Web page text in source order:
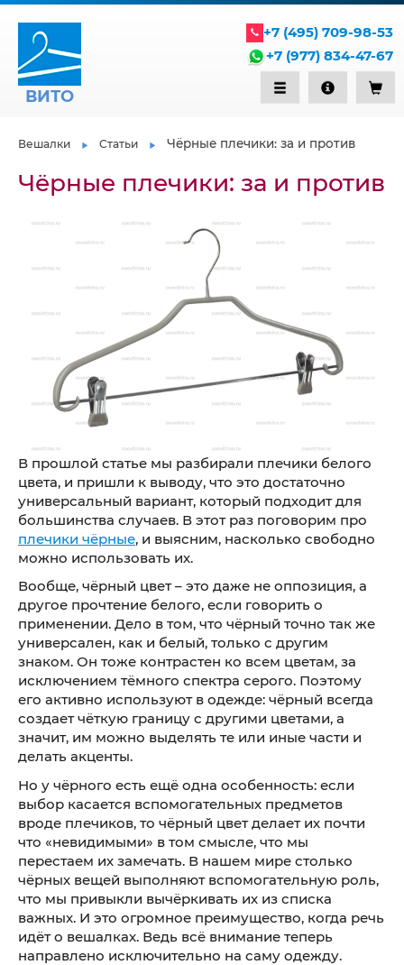
ВИТО
+7 (495) 709-98-53
+7 (977) 834-47-67
Вешалки Статьи Чёрные плечики: за и против
Чёрные плечики: за и против
В прошлой статье мы разбирали плечики белого
цвета, и пришли к выводу, что это достаточно
универсальный вариант, который подходит для
большинства случаев. В этот раз поговорим про
плечики чёрные, и выясним, насколько свободно
можно использовать их.
Вообще, чёрный цвет – это даже не оппозиция, а
другое прочтение белого, если говорить о
применении. Дело в том, что чёрный точно так же
универсален, как и белый, только с другим
знаком. Он тоже контрастен ко всем цветам, за
исключением тёмного спектра серого. Поэтому
его активно используют в одежде: чёрный всегда
создает чёткую границу с другими цветами, а
значит, им можно выделять те или иные части и
делать акценты.
Но у чёрного есть ещё одна особенность: если
выбор касается вспомогательных предметов
вроде плечиков, то чёрный цвет делает их почти
что «невидимыми» в том смысле, что мы
перестаем их замечать. В нашем мире столько
чёрных вещей выполняют вспомогательную роль,
что мы привыкли вычёркивать их из списка
важных. И это огромное преимущество, когда речь
идёт о вешалках. Ведь всё внимание теперь
направлено исключительно на саму одежду.